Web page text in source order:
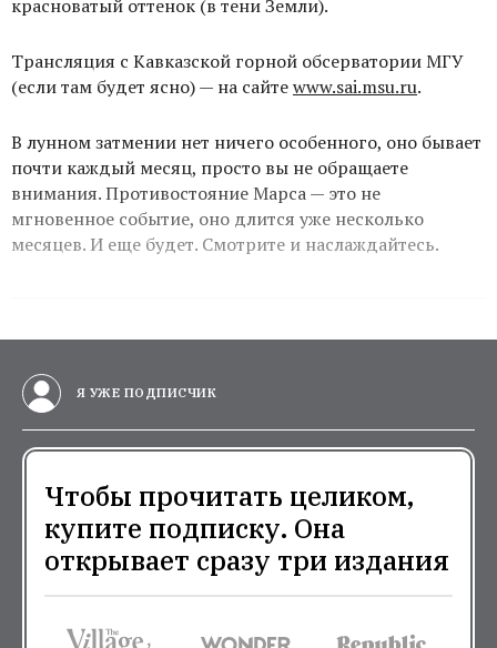
красноватый оттенок (в тени Земли).
Трансляция с Кавказской горной обсерватории МГУ
(если там будет ясно) — на сайтеwww.sai.msu.ru.
В лунном затмении нет ничего особенного, оно бывает
почти каждый месяц, просто вы не обращаете
внимания. Противостояние Марса — это не
мгновенное событие, оно длится уже несколько
месяцев. И еще будет. Смотрите и наслаждайтесь.
Я УЖЕ ПОДПИСЧИК
Чтобы прочитать целиком,
купите подписку. Она
открывает сразу три издания